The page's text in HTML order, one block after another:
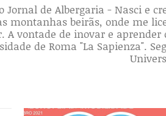
Jornal de Albergaria - Nasci e
montanhas beirãs, onde me
A vontade de inovar e
de Roma "La Sapienza".